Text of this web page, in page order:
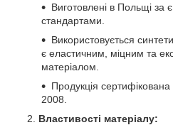
Виготовлені в Польщі за
стандартами.
Використовується
є еластичним, міцним та
матеріалом.
Продукція сертифікована
2008.
Властивості матеріалу: